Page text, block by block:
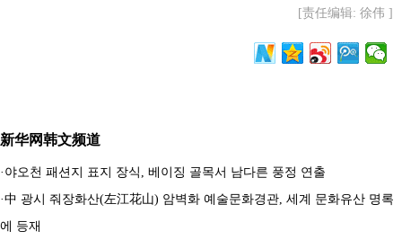
[责任编辑: 徐伟 ]
新华网韩文频道
· 야오천 패션지 표지 장식, 베이징 골목서 남다른 풍정 연출
·中 광시 줘장화산(左江花山) 암벽화 예술문화경관, 세계 문화유산 명록
에 등재